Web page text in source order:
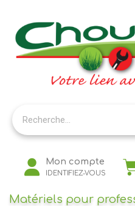
Mon compte
IDENTIFIEZ-VOUS
Matériels pour